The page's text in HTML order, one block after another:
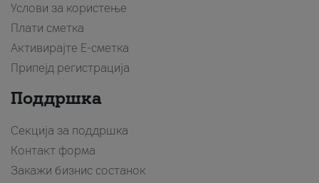
Услови за користење
Плати сметка
Активирајте Е-сметка
Припејд регистрација
Поддршка
Секција за поддршка
Контакт форма
Закажи бизнис состанок